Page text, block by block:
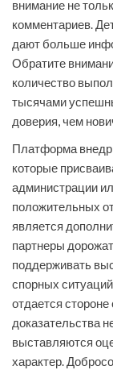
внимание не
комментариев.
дают больше
Обратите
количество
тысячами
доверия, чем
Платформа
которые
администрации
положительных
является
партнеры
поддерживать
спорных
отдается
доказательства
выставляются
характер.